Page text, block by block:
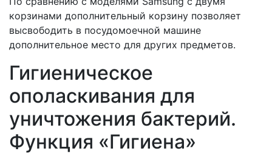
корзинами дополнительный корзину позволяет
высвободить в посудомоечной машине
дополнительное место для других предметов.
Гигиеническое
ополаскивания для
уничтожения бактерий.
Функция «Гигиена»